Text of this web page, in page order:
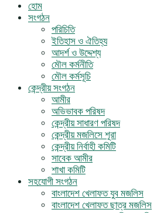
হোম
সংগঠন
পরিচিতি
ইতিহাস ও ঐতিহ্য
আদর্শ ও উদ্দেশ্য
মৌল কর্মনীতি
মৌল কর্মসূচি
কেন্দ্রীয় সংগঠন
আমীর
অভিভাবক পরিষদ
কেন্দ্রীয় সাধারণ পরিষদ
কেন্দ্রীয় মজলিসে শূরা
কেন্দ্রীয় নির্বাহী কমিটি
সাবেক আমীর
শাখা কমিটি
সহযোগী সংগঠন
বাংলাদেশ খেলাফত যুব মজলিস
বাংলাদেশ খেলাফত ছাত্র মজলিস